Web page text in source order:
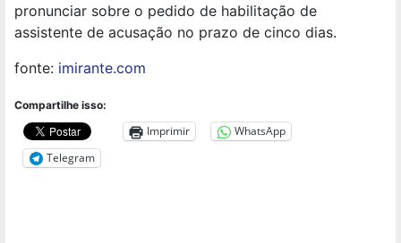
pronunciar sobre o pedido de habilitação de
assistente de acusação no prazo de cinco dias.
fonte: imirante.com
Compartilhe isso:
Imprimir
WhatsApp
Telegram